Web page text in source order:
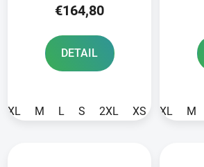
€164,80
DETAIL
XL M L S 2XL XS XL M